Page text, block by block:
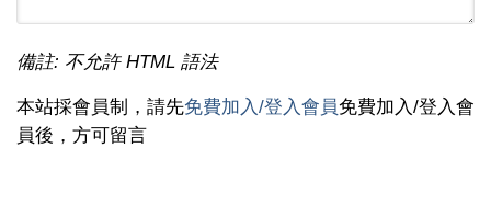
備註: 不允許 HTML 語法
本站採會員制，請先免費加入/登入會員免費加入/登入會
員後，方可留言